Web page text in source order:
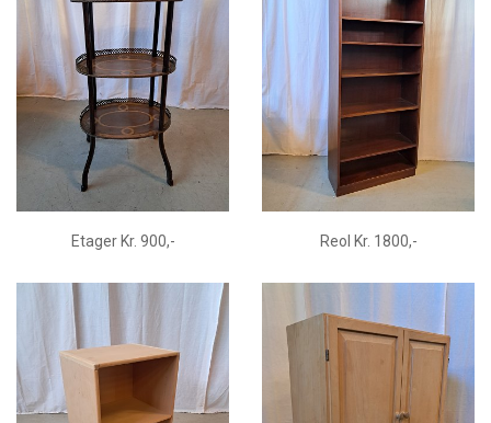
Etager Kr. 900,- Reol Kr. 1800,-